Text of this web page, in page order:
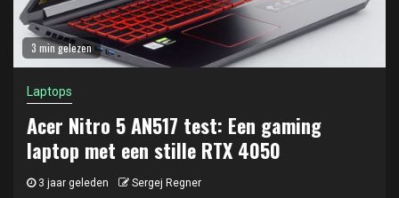
3 min gelezen
Laptops
Acer Nitro 5 AN517 test: Een gaming
laptop met een stille RTX 4050
3 jaar geleden Sergej Regner